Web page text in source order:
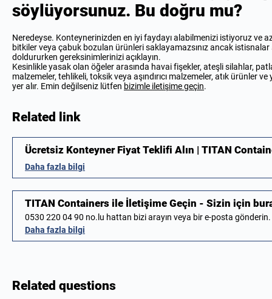
söylüyorsunuz. Bu doğru mu?
Neredeyse. Konteynerinizden en iyi faydayı alabilmenizi istiyoruz ve
bitkiler veya çabuk bozulan ürünleri saklayamazsınız ancak
doldururken gereksinimlerinizi açıklayın.
Kesinlikle yasak olan öğeler arasında havai fişekler, ateşli silahlar,
malzemeler, tehlikeli, toksik veya aşındırıcı malzemeler, atık ürünler
yer alır. Emin değilseniz lütfen bizimle iletişime geçin.
Related link
Ücretsiz Konteyner Fiyat Teklifi Alın | TITAN
Daha fazla bilgi
TITAN Containers ile İletişime Geçin - Sizin için
0530 220 04 90 no.lu hattan bizi arayın veya bir e-posta
Daha fazla bilgi
Related questions